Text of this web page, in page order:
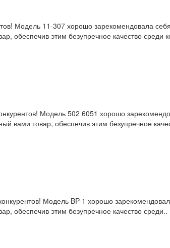
Модель 11-307 хорошо зарекомендовала
обеспечив этим безупречное качество среди
Модель 502 6051 хорошо
вами товар, обеспечив этим безупречное
Модель BP-1 хорошо
обеспечив этим безупречное качество среди..